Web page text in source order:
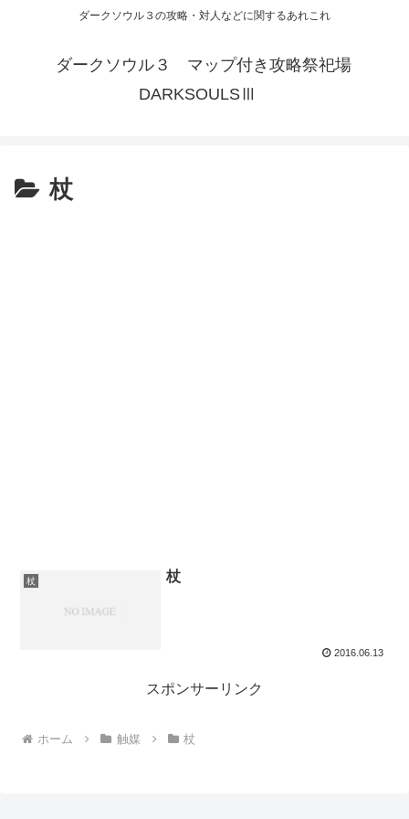
ダークソウル３の攻略・対人などに関するあれこれ
ダークソウル３ マップ付き攻略祭祀場
DARKSOULSⅢ
杖
杖 杖
2016.06.13
スポンサーリンク
ホーム 触媒 杖